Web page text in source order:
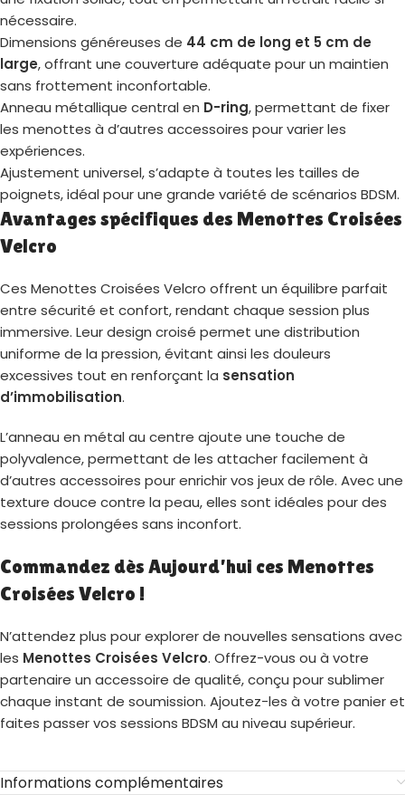
nécessaire.
Dimensions généreuses de 44 cm de long et 5 cm de
large, offrant une couverture adéquate pour un maintien
sans frottement inconfortable.
Anneau métallique central en D-ring, permettant de fixer
les menottes à d’autres accessoires pour varier les
expériences.
Ajustement universel, s’adapte à toutes les tailles de
poignets, idéal pour une grande variété de scénarios BDSM.
Avantages spécifiques des Menottes Croisées
Velcro
Ces Menottes Croisées Velcro offrent un équilibre parfait
entre sécurité et confort, rendant chaque session plus
immersive. Leur design croisé permet une distribution
uniforme de la pression, évitant ainsi les douleurs
excessives tout en renforçant la sensation
d’immobilisation.
L’anneau en métal au centre ajoute une touche de
polyvalence, permettant de les attacher facilement à
d’autres accessoires pour enrichir vos jeux de rôle. Avec une
texture douce contre la peau, elles sont idéales pour des
sessions prolongées sans inconfort.
Commandez dès Aujourd’hui ces Menottes
Croisées Velcro !
N’attendez plus pour explorer de nouvelles sensations avec
les Menottes Croisées Velcro. Offrez-vous ou à votre
partenaire un accessoire de qualité, conçu pour sublimer
chaque instant de soumission. Ajoutez-les à votre panier et
faites passer vos sessions BDSM au niveau supérieur.
Informations complémentaires